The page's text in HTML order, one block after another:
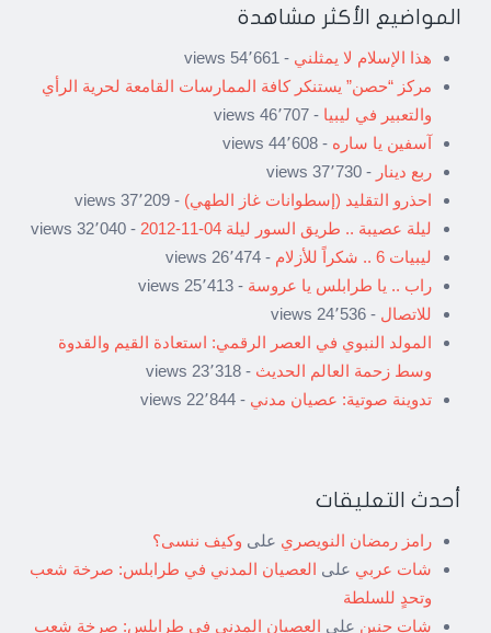
المواضيع الأكثر مشاهدة
هذا الإسلام لا يمثلني - 54٬661 views
مركز “حصن” يستنكر كافة الممارسات القامعة لحرية الرأي
والتعبير في ليبيا - 46٬707 views
آسفين يا ساره - 44٬608 views
ربع دينار - 37٬730 views
احذرو التقليد (إسطوانات غاز الطهي) - 37٬209 views
ليلة عصيبة .. طريق السور ليلة 04-11-2012
- 32٬040 views
ليبيات 6 .. شكراً للأزلام
- 26٬474 views
راب .. يا طرابلس يا عروسة - 25٬413 views
للاتصال - 24٬536 views
المولد النبوي في العصر الرقمي: استعادة القيم والقدوة
وسط زحمة العالم الحديث - 23٬318 views
تدوينة صوتية: عصيان مدني - 22٬844 views
أحدث التعليقات
رامز رمضان النويصري على وكيف ننسى؟
شات عربي على العصيان المدني في طرابلس: صرخة شعب
وتحدٍ للسلطة
شات حنين على العصيان المدني في طرابلس: صرخة شعب